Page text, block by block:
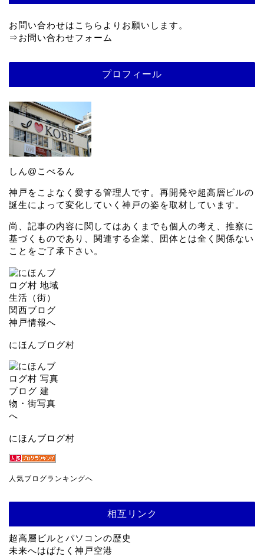
お問い合わせはこちらよりお願いします。
⇒お問い合わせフォーム
プロフィール
しん@こべるん
神戸をこよなく愛する管理人です。再開発や超高層ビルの
誕生によって変化していく神戸の姿を取材しています。
尚、記事の内容に関してはあくまでも個人の考え、推察に
基づくものであり、関連する企業、団体とは全く関係ない
ことをご了承下さい。
にほんブログ村
にほんブログ村
人気ブログランキングへ
相互リンク
超高層ビルとパソコンの歴史
未来へはばたく神戸空港